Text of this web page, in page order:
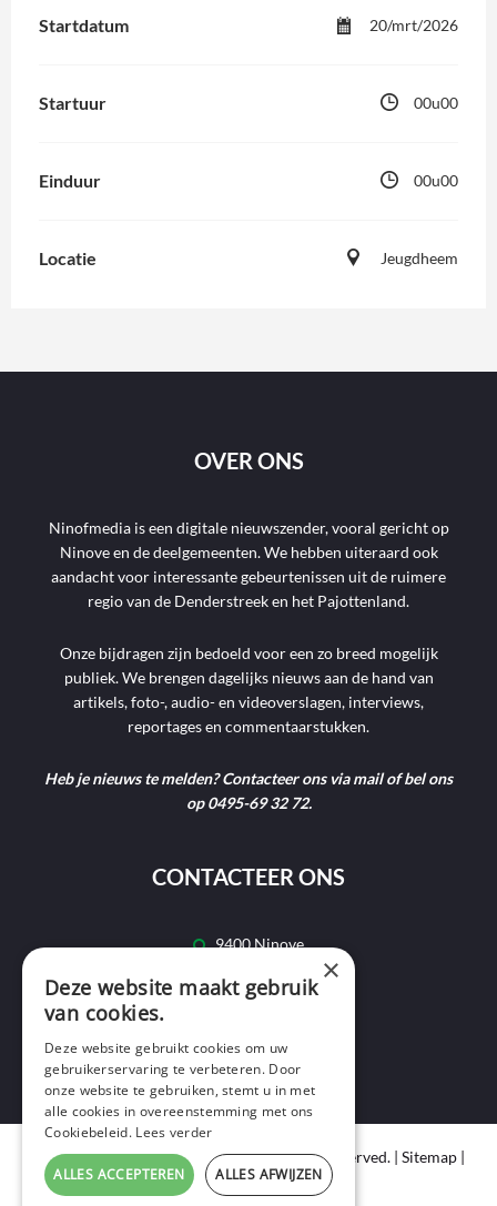
Startdatum 20/mrt/2026
Startuur 00u00
Einduur 00u00
Locatie Jeugdheem
OVER ONS
Ninofmedia is een digitale nieuwszender, vooral gericht op
Ninove en de deelgemeenten. We hebben uiteraard ook
aandacht voor interessante gebeurtenissen uit de ruimere
regio van de Denderstreek en het Pajottenland.
Onze bijdragen zijn bedoeld voor een zo breed mogelijk
publiek. We brengen dagelijks nieuws aan de hand van
artikels, foto-, audio- en videoverslagen, interviews,
reportages en commentaarstukken.
Heb je nieuws te melden? Contacteer ons via mail of bel ons
op 0495-69 32 72.
CONTACTEER ONS
9400 Ninove
info@ninofmedia.tv
Copyright © 2020 Ninof Media. All Rights Reserved. | Sitemap|
Cookie Policy|Privacy Policy
×
Deze website maakt gebruik
van cookies.
Deze website gebruikt cookies om uw
gebruikerservaring te verbeteren. Door
onze website te gebruiken, stemt u in met
alle cookies in overeenstemming met ons
Cookiebeleid. Lees verder
ALLES ACCEPTEREN ALLES AFWIJZEN